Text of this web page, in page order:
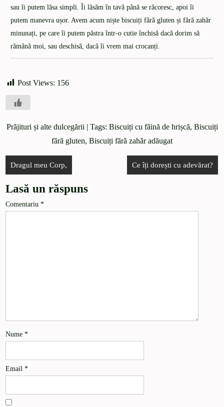
sau îi putem lăsa simpli. Îi lăsăm în tavă până se răcoresc, apoi îi
putem manevra ușor. Avem acum niște biscuiți fără gluten și fără zahăr
minunați, pe care îi putem păstra într-o cutie închisă dacă dorim să
rămână moi, sau deschisă, dacă îi vrem mai crocanți.
Post Views: 156
Prăjituri și alte dulcegării | Tags: Biscuiți cu făină de hrișcă, Biscuiți
fără gluten, Biscuiți fără zahăr adăugat
Dragul meu Corp, Ce îți dorești cu adevărat?
Lasă un răspuns
Comentariu*
Nume*
Email*